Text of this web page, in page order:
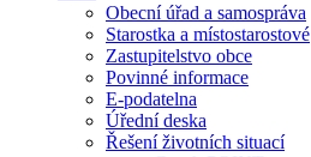
Obecní úřad a samospráva
Starostka a místostarostové
Zastupitelstvo obce
Povinné informace
E-podatelna
Úřední deska
Řešení životních situací